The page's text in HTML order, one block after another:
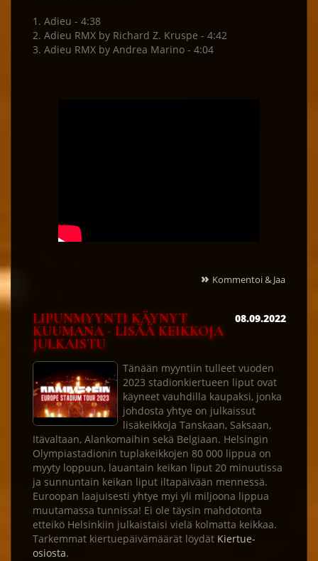
1. Adieu - 4:38
2. Adieu RMX by Richard Z. Kruspe - 4:42
3. Adieu RMX by Andrea Marino - 4:04
» Kommentoi & Jaa
LIPUNMYYNTI KÄYNYT
KUUMANA - LISÄÄ KEIKKOJA
JULKAISTU
08.09.2022
Tänään myyntiin tulleet vuoden
2023 stadionkiertueen liput ovat
käyneet vauhdilla kaupaksi, jonka
johdosta yhtye on julkaissut
lisäkeikkoja Tanskaan, Saksaan,
Itävaltaan, Alankomaihin sekä Belgiaan. Helsingin
Olympiastadionin tuplakeikkojen 80 000 lippua on
myyty loppuun, lauantain keikan liput 20 minuutissa
ja sunnuntain keikan liput iltapäivään mennessä.
Euroopan laajuisesti yhtye myi yli miljoona lippua
muutamassa tunnissa! Ei ole täysin mahdotonta
etteikö Helsinkiin julkaistaisi vielä kolmatta keikkaa.
Tarkemmat kiertuepäivämäärät löydät Kiertue-
osiosta.